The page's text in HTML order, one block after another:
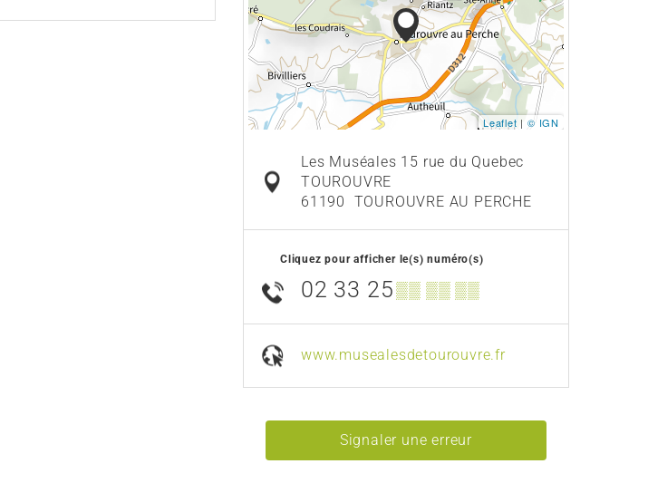
Leaflet | © IGN
Les Muséales 15 rue du Quebec
TOUROUVRE
61190
TOUROUVRE AU PERCHE
Cliquez pour afficher le(s) numéro(s)
02 33 25 ▒▒ ▒▒ ▒▒
www.musealesdetourouvre.fr
Signaler une erreur